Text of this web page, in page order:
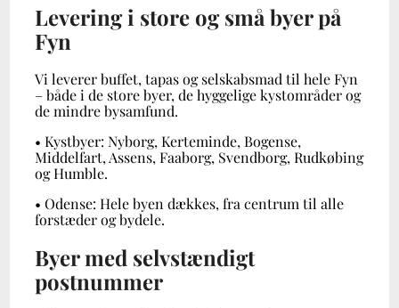
Levering i store og små byer på
Fyn
Vi leverer buffet, tapas og selskabsmad til hele Fyn
– både i de store byer, de hyggelige kystområder og
de mindre bysamfund.
• Kystbyer: Nyborg, Kerteminde, Bogense,
Middelfart, Assens, Faaborg, Svendborg, Rudkøbing
og Humble.
• Odense: Hele byen dækkes, fra centrum til alle
forstæder og bydele.
Byer med selvstændigt
postnummer